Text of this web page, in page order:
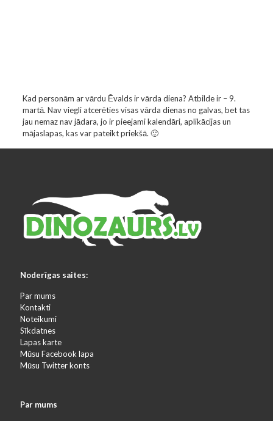
Kad personām ar vārdu Ēvalds ir vārda diena? Atbilde ir – 9.
martā. Nav viegli atcerēties visas vārda dienas no galvas, bet tas
jau nemaz nav jādara, jo ir pieejami kalendāri, aplikācijas un
mājaslapas, kas var pateikt priekšā. 🙂
Noderīgas saites:
Par mums
Kontakti
Noteikumi
Sīkdatnes
Lapas karte
Mūsu Facebook lapa
Mūsu Twitter konts
Par mums